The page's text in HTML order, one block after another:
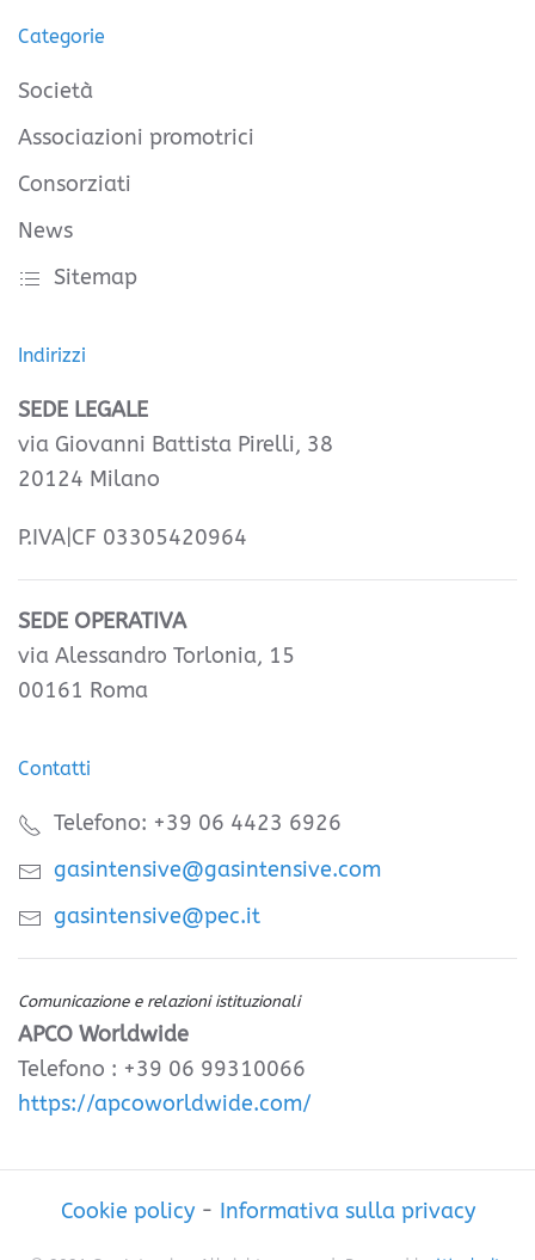
Categorie
Società
Associazioni promotrici
Consorziati
News
Sitemap
Indirizzi
SEDE LEGALE
via Giovanni Battista Pirelli, 38
20124 Milano
P.IVA|CF 03305420964
SEDE OPERATIVA
via Alessandro Torlonia, 15
00161 Roma
Contatti
Telefono: +39 06 4423 6926
gasintensive@gasintensive.com
gasintensive@pec.it
Comunicazione e relazioni istituzionali
APCO Worldwide
Telefono : +39 06 99310066
https://apcoworldwide.com/
Cookie policy- Informativa sulla privacy